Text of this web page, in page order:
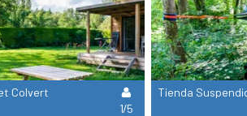
Colvert
1/5